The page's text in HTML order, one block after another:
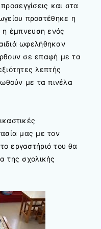
και στα
προστέθηκε η
η έμπνευση ενός
ωφελήθηκαν
σε επαφή με τα
λεπτής
με τα πινέλα
μας με τον
εργαστήριό του θα
της σχολικής